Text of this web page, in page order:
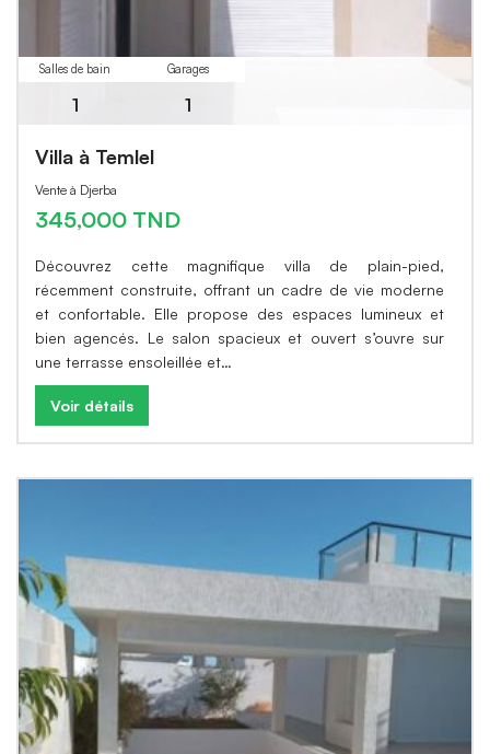
Salles de bain
1
Garages
1
Villa à Temlel
Vente à Djerba
345,000 TND
Découvrez cette magnifique villa de plain-pied,
récemment construite, offrant un cadre de vie moderne
et confortable. Elle propose des espaces lumineux et
bien agencés. Le salon spacieux et ouvert s’ouvre sur
une terrasse ensoleillée et…
Voir détails